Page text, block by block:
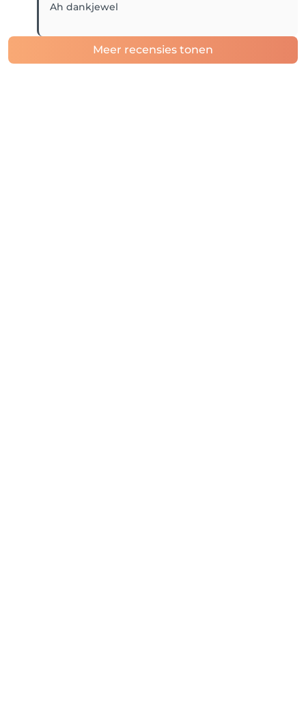
Ah dankjewel
Meer recensies tonen